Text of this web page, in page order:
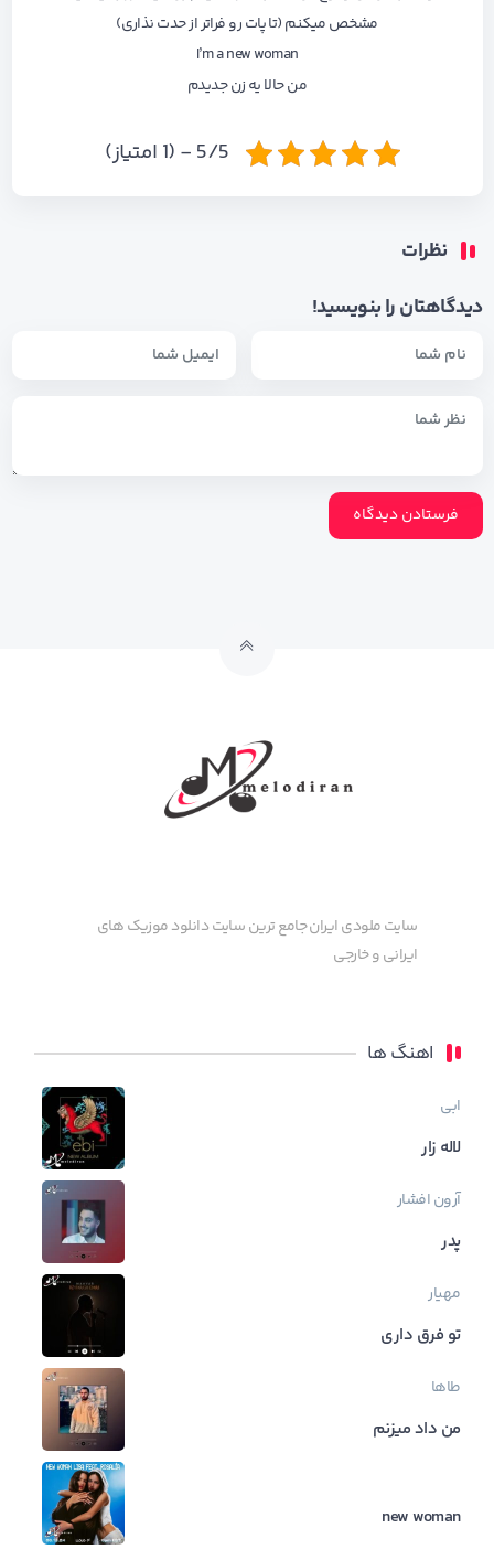
مشخص میکنم (تا پات رو فراتر از حدت نذاری)
I’m a new woman
من حالا یه زن جدیدم
5/5 - (1 امتیاز)
نظرات
دیدگاهتان را بنویسید!
سایت ملودی ایران جامع ترین سایت دانلود موزیک های
ایرانی و خارجی
اهنگ ها
ابی
لاله زار
آرون افشار
پدر
مهیار
تو فرق داری
طاها
من داد میزنم
new woman